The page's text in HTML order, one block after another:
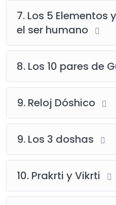
7. Los 5 Elementos
el ser humano
8. Los 10 pares de
9. Reloj Dóshico
9. Los 3 doshas
10. Prakrti y Vikrti